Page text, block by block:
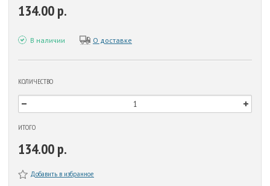
134.00 р.
В наличии О доставке
КОЛИЧЕСТВО
ИТОГО
134.00 р.
Добавить в избранное